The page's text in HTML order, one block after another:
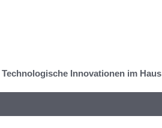
Innovationen im Haus